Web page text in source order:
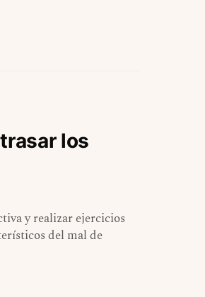
los
y realizar ejercicios
del mal de